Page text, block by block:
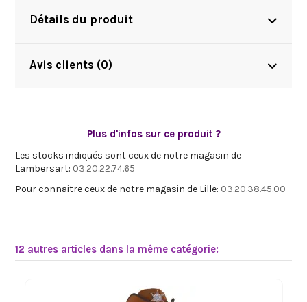
Détails du produit
Avis clients (0)
Plus d'infos sur ce produit ?
Les stocks indiqués sont ceux de notre magasin de
Lambersart: 03.20.22.74.65
Pour connaitre ceux de notre magasin de Lille: 03.20.38.45.00
12 autres articles dans la même catégorie: